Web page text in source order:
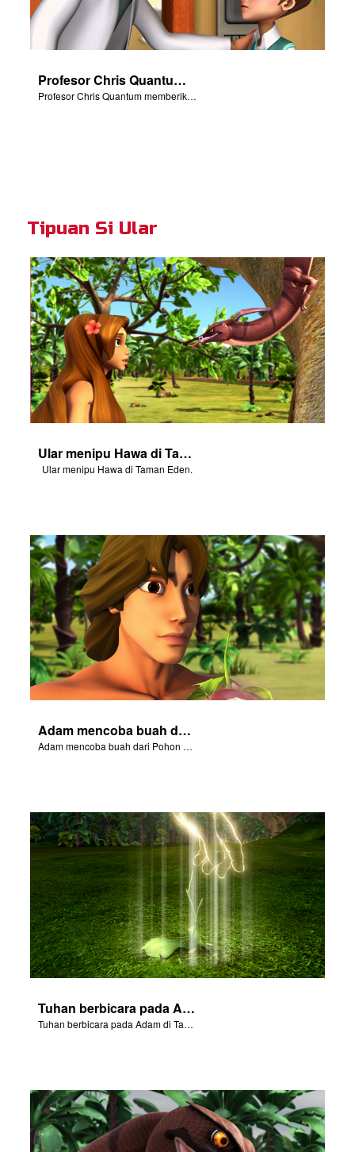
Profesor Chris Quantum memberikan peringatan adil.
Profesor Chris Quantum memberikan peringatan adil.
Tipuan Si Ular
Ular menipu Hawa di Taman Eden.
Ular menipu Hawa di Taman Eden.
Adam mencoba buah dari Pohon Pengetahuan.
Adam mencoba buah dari Pohon Pengetahuan.
Tuhan berbicara pada Adam di Taman Eden.
Tuhan berbicara pada Adam di Taman Eden.